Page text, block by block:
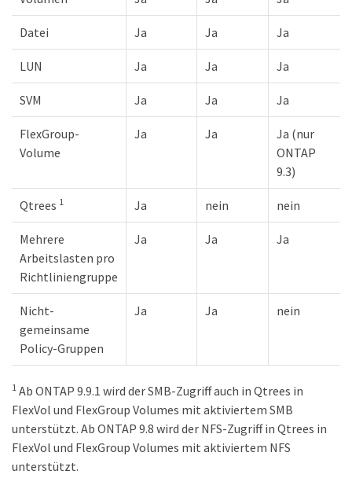
Datei Ja Ja Ja
LUN Ja Ja Ja
SVM Ja Ja Ja
FlexGroup-
Volume
Ja Ja
Ja (nur
ONTAP
9.3)
Qtrees 1 Ja nein nein
Mehrere
Arbeitslasten pro
Richtliniengruppe
Ja Ja Ja
Nicht-
gemeinsame
Policy-Gruppen
Ja Ja nein
1 Ab ONTAP 9.9.1 wird der SMB-Zugriff auch in Qtrees in
FlexVol und FlexGroup Volumes mit aktiviertem SMB
unterstützt. Ab ONTAP 9.8 wird der NFS-Zugriff in Qtrees in
FlexVol und FlexGroup Volumes mit aktiviertem NFS
unterstützt.